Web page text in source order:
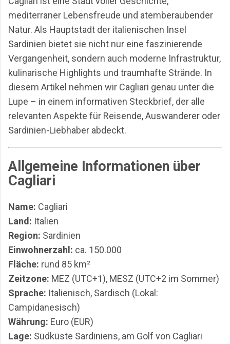
bekannten Fluggebieten längst verloren gegangen
ist. Wer Segelfliegen mit einem mediterranen Urlaub
verbinden möchte, findet auf Sardinie...
mediterraner Lebensfreude und atemberaubender
Natur. Als Hauptstadt der italienischen Insel
Sardinien bietet sie nicht nur eine faszinierende
Vergangenheit, sondern auch moderne Infrastruktur,
kulinarische Highlights und traumhafte Strände. In
diesem Artikel nehmen wir Cagliari genau unter die
Lupe – in einem informativen Steckbrief, der alle
relevanten Aspekte für Reisende, Auswanderer oder
Sardinien-Liebhaber abdeckt.
Allgemeine Informationen über
Cagliari
Name: Cagliari
Land: Italien
Region: Sardinien
Einwohnerzahl: ca. 150.000
Fläche: rund 85 km²
Zeitzone: MEZ (UTC+1), MESZ (UTC+2 im Sommer)
Sprache: Italienisch, Sardisch (Lokal:
Campidanesisch)
Währung: Euro (EUR)
Lage: Südküste Sardiniens, am Golf von Cagliari